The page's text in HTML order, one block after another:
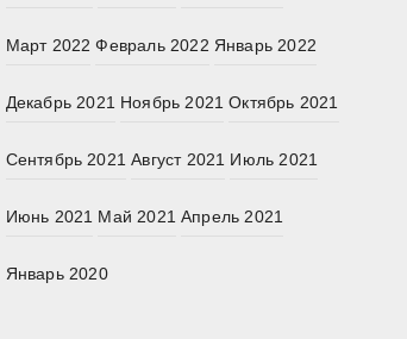
Март 2022 Февраль 2022 Январь 2022
Декабрь 2021 Ноябрь 2021 Октябрь 2021
Сентябрь 2021 Август 2021 Июль 2021
Июнь 2021 Май 2021 Апрель 2021
Январь 2020